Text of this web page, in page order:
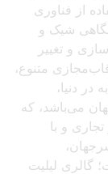
از فناوری
شیک و
و تغییر
متنوع،
دنیا،
می‌باشد، که
هنری و تجاری و با
گالری لیلیت